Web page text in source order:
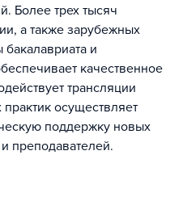
Более трех тысяч
а также зарубежных
и
качественное
трансляции
осуществляет
поддержку новых
преподавателей.